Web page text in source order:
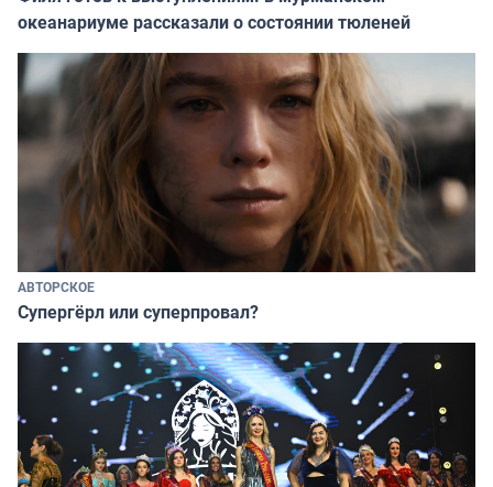
океанариуме рассказали о состоянии тюленей
АВТОРСКОЕ
Супергёрл или суперпровал?